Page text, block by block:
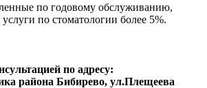
по годовому обслуживанию,
по стоматологии более 5%.
по адресу:
района Бибирево, ул.Плещеева